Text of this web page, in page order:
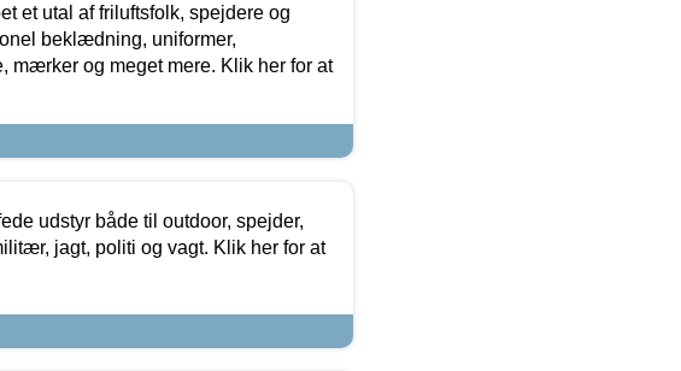
et utal af friluftsfolk, spejdere og
beklædning, uniformer,
mærker og meget mere. Klik her for at
udstyr både til outdoor, spejder,
jagt, politi og vagt. Klik her for at